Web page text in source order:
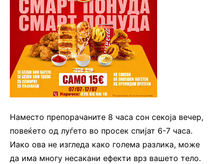
Наместо препорачаните 8 часа сон секоја вечер,
повеќето од луѓето во просек спијат 6-7 часа.
Иако ова не изгледа како голема разлика, може
да има многу несакани ефекти врз вашето тело.